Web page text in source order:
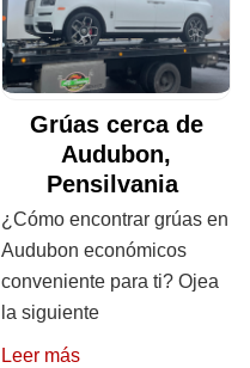
Grúas cerca de
Audubon,
Pensilvania
¿Cómo encontrar grúas en
Audubon económicos
conveniente para ti? Ojea
la siguiente
Leer más